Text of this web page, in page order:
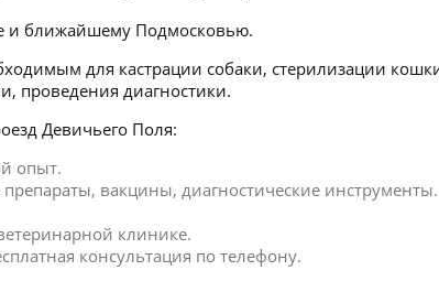
и ближайшему Подмосковью.
для кастрации собаки, стерилизации
проведения диагностики.
Девичьего Поля:
опыт.
вакцины, диагностические инструменты.
клинике.
консультация по телефону.